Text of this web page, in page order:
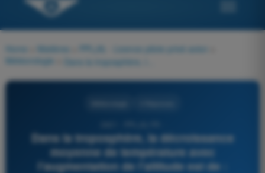
Home Matières PPL(A) - Licence pilote privé avion
Météorologie
Dans la troposphère, la décroissance
moyenne de température avec
l'augmentation de l'altitude est de :